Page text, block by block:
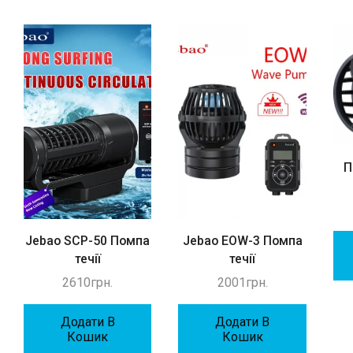
Jebao SCP-50 Помпа
течії
2610грн.
Додати В
Кошик
Jebao EOW-3 Помпа
течії
2001 грн.
Додати В
Кошик